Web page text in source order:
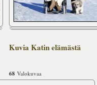
Kuvia Katin elämästä
68 Valokuvaa